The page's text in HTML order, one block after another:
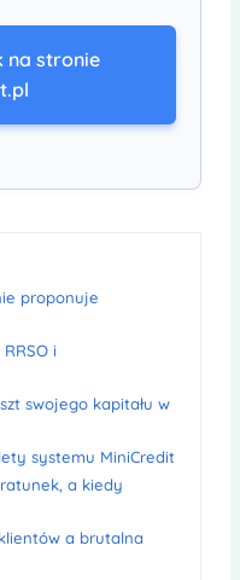
na stronie
proponuje
i
swojego kapitału w
systemu MiniCredit
a kiedy
a brutalna